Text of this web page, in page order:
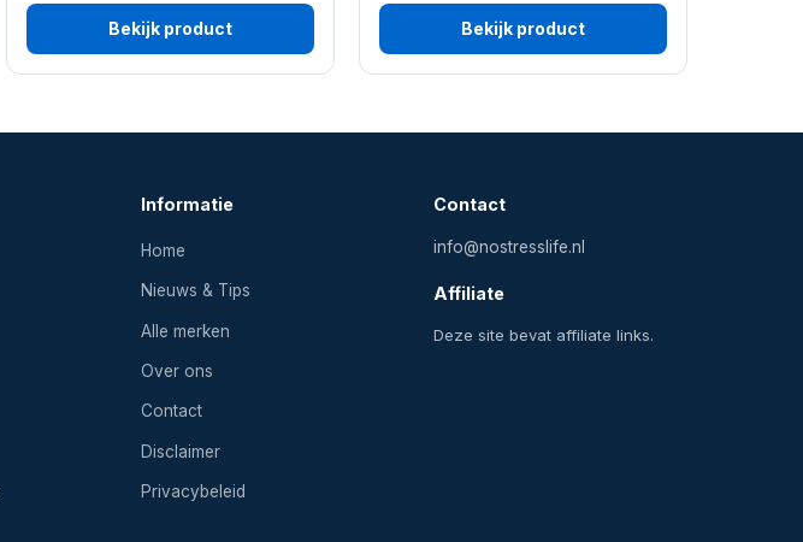
Bekijk product Bekijk product
Informatie
Home
Nieuws & Tips
Alle merken
Over ons
Contact
Disclaimer
Privacybeleid
Contact
info@nostresslife.nl
Affiliate
Deze site bevat affiliate links.